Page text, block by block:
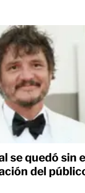
se quedó sin
del